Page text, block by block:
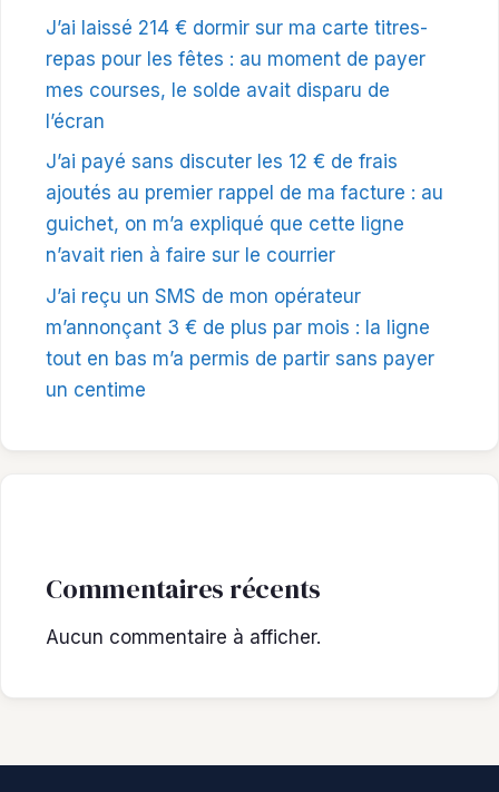
J’ai laissé 214 € dormir sur ma carte titres-
repas pour les fêtes : au moment de payer
mes courses, le solde avait disparu de
l’écran
J’ai payé sans discuter les 12 € de frais
ajoutés au premier rappel de ma facture : au
guichet, on m’a expliqué que cette ligne
n’avait rien à faire sur le courrier
J’ai reçu un SMS de mon opérateur
m’annonçant 3 € de plus par mois : la ligne
tout en bas m’a permis de partir sans payer
un centime
Commentaires récents
Aucun commentaire à afficher.